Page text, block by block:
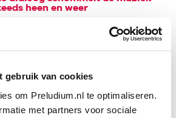
gebruik van cookies
om Preludium.nl te optimaliseren.
met partners voor sociale
heen en weer
versie van cellist Wilhelm
deRococo-variatieszeven variaties van